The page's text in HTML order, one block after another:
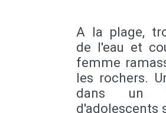
A la plage,
de l'eau et
femme
les rochers.
dans un
d'adolescents